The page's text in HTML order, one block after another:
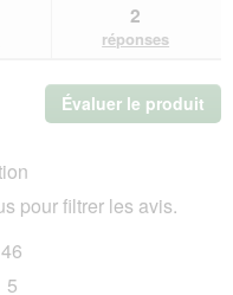
2
réponses
Évaluer le produit
pour filtrer les avis.
46
5